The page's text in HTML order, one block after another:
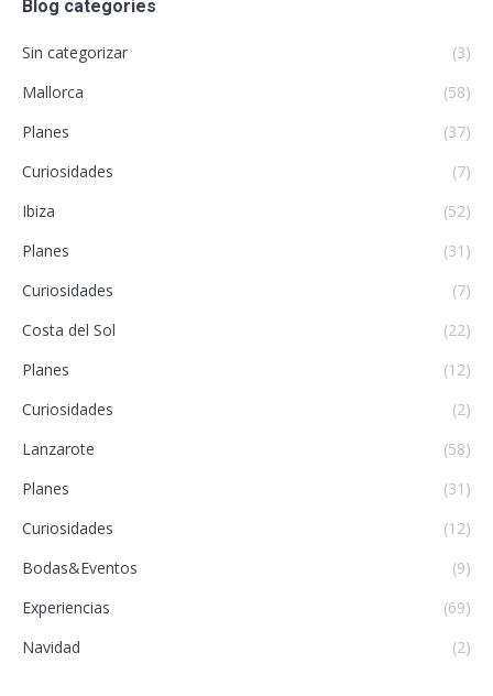
Blog categories
Sin categorizar
(3)
Mallorca
(58)
Planes
(37)
Curiosidades
(7)
Ibiza
(52)
Planes
(31)
Curiosidades
(7)
Costa del Sol
(22)
Planes
(12)
Curiosidades
(2)
Lanzarote
(58)
Planes
(31)
Curiosidades
(12)
Bodas&Eventos
(9)
Experiencias
(69)
Navidad
(2)